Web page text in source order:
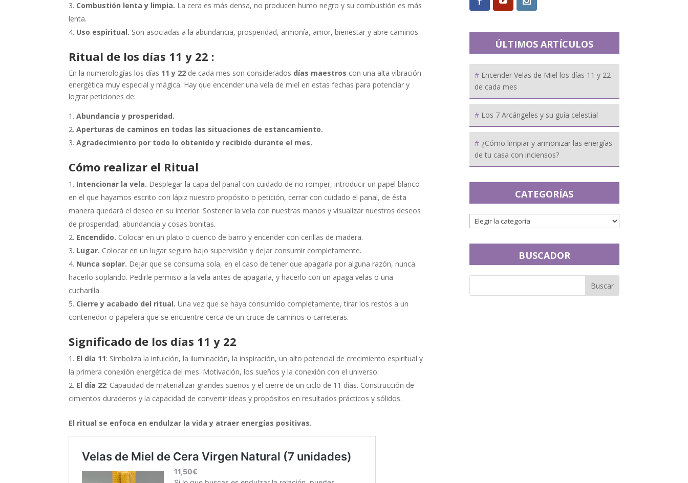
Combustión lenta y limpia. La cera es más densa, no producen humo negro y su combustión es más
lenta.
Uso espiritual. Son asociadas a la abundancia, prosperidad, armonía, amor, bienestar y abre caminos.
Ritual de los días 11 y 22 :
En la numerologías los días 11 y 22 de cada mes son considerados días maestros con una alta vibración
energética muy especial y mágica. Hay que encender una vela de miel en estas fechas para potenciar y
lograr peticiones de:
Abundancia y prosperidad.
Aperturas de caminos en todas las situaciones de estancamiento.
Agradecimiento por todo lo obtenido y recibido durante el mes.
Cómo realizar el Ritual
Intencionar la vela. Desplegar la capa del panal con cuidado de no romper, introducir un papel blanco
en el que hayamos escrito con lápiz nuestro propósito o petición, cerrar con cuidado el panal, de ésta
manera quedará el deseo en su interior. Sostener la vela con nuestras manos y visualizar nuestros deseos
de prosperidad, abundancia y cosas bonitas.
Encendido. Colocar en un plato o cuenco de barro y encender con cerillas de madera.
Lugar. Colocar en un lugar seguro bajo supervisión y dejar consumir completamente.
Nunca soplar. Dejar que se consuma sola, en el caso de tener que apagarla por alguna razón, nunca
hacerlo soplando. Pedirle permiso a la vela antes de apagarla, y hacerlo con un apaga velas o una
cucharilla.
Cierre y acabado del ritual. Una vez que se haya consumido completamente, tirar los restos a un
contenedor o papelera que se encuentre cerca de un cruce de caminos o carreteras.
Significado de los días 11 y 22
El día 11: Simboliza la intuición, la iluminación, la inspiración, un alto potencial de crecimiento espiritual y
la primera conexión energética del mes. Motivación, los sueños y la conexión con el universo.
El día 22: Capacidad de materializar grandes sueños y el cierre de un ciclo de 11 días. Construcción de
cimientos duraderos y la capacidad de convertir ideas y propósitos en resultados prácticos y sólidos.
El ritual se enfoca en endulzar la vida y atraer energías positivas.
ÚLTIMOS ARTÍCULOS
Encender Velas de Miel los días 11 y 22
de cada mes
Los 7 Arcángeles y su guía celestial
¿Cómo limpiar y armonizar las energías
de tu casa con inciensos?
CATEGORÍAS
BUSCADOR